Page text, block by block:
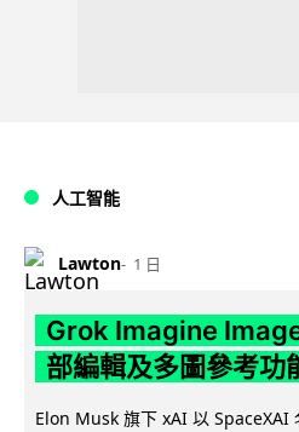
人工智能
Lawton 1 日
Grok Imagine
部編輯及多圖參考功
Elon Musk 旗下 xAI 以